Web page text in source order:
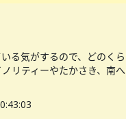
る気がするので、どのく
リティーやたかさき、南へ